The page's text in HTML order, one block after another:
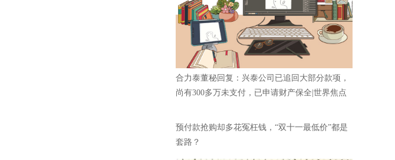
合力泰董秘回复：兴泰公司已追回大部分款项，
尚有300多万未支付，已申请财产保全|世界焦点
预付款抢购却多花冤枉钱，“双十一最低价”都是
套路？